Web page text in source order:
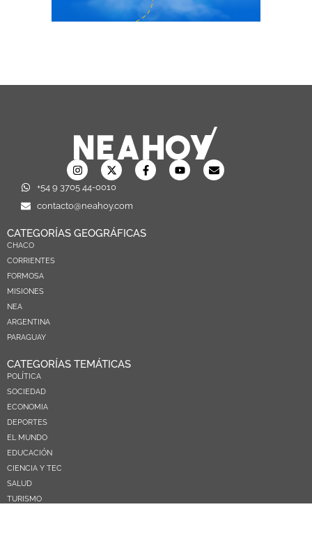
+54 9 3705 44-0010
contacto@neahoy.com
CATEGORÍAS GEOGRÁFICAS
CHACO
CORRIENTES
FORMOSA
MISIONES
NEA
ARGENTINA
PARAGUAY
CATEGORÍAS TEMÁTICAS
POLÍTICA
SOCIEDAD
ECONOMIA
DEPORTES
EL MUNDO
EDUCACIÓN
CIENCIA Y TEC
SALUD
TURISMO